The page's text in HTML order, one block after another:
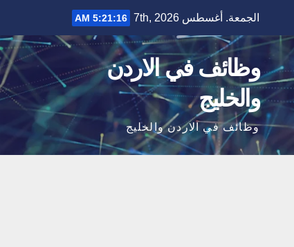
content
الجمعة. أغسطس 7th, 2026 5:21:17 AM
وظائف في الاردن
والخليج
وظائف في الاردن والخليج